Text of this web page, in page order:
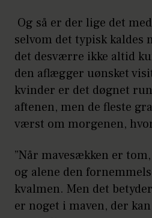
Og så er der lige det
selvom det typisk kaldes
det desværre ikke altid
den aflægger uønsket
kvinder er det døgnet
aftenen, men de fleste
værst om morgenen,
”Når mavesækken er
og alene den
kvalmen. Men det
er noget i maven, der